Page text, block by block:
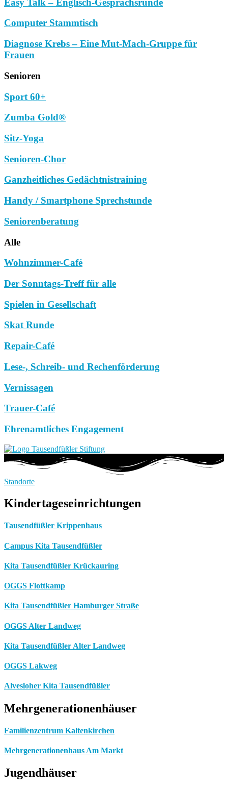
Computer Stammtisch
Diagnose Krebs – Eine Mut-Mach-Gruppe für
Frauen
Senioren
Sport 60+
Zumba Gold®
Sitz-Yoga
Senioren-Chor
Ganzheitliches Gedächtnistraining
Handy / Smartphone Sprechstunde
Seniorenberatung
Alle
Wohnzimmer-Café
Der Sonntags-Treff für alle
Spielen in Gesellschaft
Skat Runde
Repair-Café
Lese-, Schreib- und Rechenförderung
Vernissagen
Trauer-Café
Ehrenamtliches Engagement
Standorte
Kindertageseinrichtungen
Tausendfüßler Krippenhaus
Campus Kita Tausendfüßler
Kita Tausendfüßler Krückauring
OGGS Flottkamp
Kita Tausendfüßler Hamburger Straße
OGGS Alter Landweg
Kita Tausendfüßler Alter Landweg
OGGS Lakweg
Alvesloher Kita Tausendfüßler
Mehrgenerationenhäuser
Familienzentrum Kaltenkirchen
Mehrgenerationenhaus Am Markt
Jugendhäuser